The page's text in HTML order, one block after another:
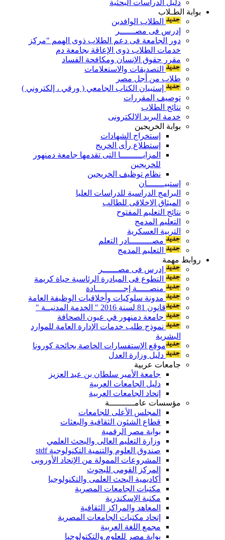
دليل الدراسات البحثية
بوابة الطـلاب
الطلاب الوافدين
إدرس فى مصــــــر
دور الجامعة فى دعم الطلاب ذوى الهمم "مركز
خدمات الطلاب ذوى الإعاقة بجامعة دم
مقرر حقوق الإنسان ومكافحة الفساد
التصديقات والاستعلامات
طلاب من أجل مصر
إستبيان الكتاب الجامعي ( ورقي ، إلكتروني )
توصيف المقررات
نتائج الطلاب
خدمة البريد الالكترونى
بوابة الخريجين
إستخراج الشهادات
إستطلاع رأى الخريج
المزايـــــــــا التى تقدمها جامعة دمنهور
للخريجين
نظام توظيف الخريجين
إستبيـــــــان
البرامج الدراسية للدراسات العليا
الميثاق الاخلاقى للطالب
نتائج التعليم المفتوح
التعليم المدمج
التربية العسكرية
مصـــــــــادر التعلم
التعليم المدمج
روابط مهمة
إدرس فى مصــــــر
التطوع فى المبادرة الرئاسية حياة كريمة
منصـــــة إجـــــــــــادة
مدونة سلوكيات وأخلاقيات الوظيفة العامة
قانون 81 لسنة 2016 " الخدمة المدنيــة "
جامعة دمنهور في عيون الصحافة
نموذج طلب خدمات الإدارة العامة للموارد
البشرية
موقع الإستفسارات الخاصة بجائحة كورونا
دليل وزارة العدل
جامعات عربية
جامعة الأمير سلطان بن عبد العزيز
دليل الجامعات العربية
إتحاد الجامعات العربية
مؤسسات عامــــــــــة
المجلس الأعلى للجامعات
قطاع الشئون الثقافية والبعثات
بوابة مصر الرقمية
وزارة التعليم العالى والبحث العلمي
صندوق العلوم والتنمية التكنولوجية stdf
المشروعات الممولة من الإتحاد الأوروبى
المركز القومى للبحوث
أكاديمية البحث العلمى والتكنولوجيا
مكتبات الجامعات المصرية
مكتبة الإسكندرية
المعاهد والمراكز الثقافية
إتحاد مكتبات الجامعات المصرية
مجمع اللغة العربية
بوابة مصر للعلوم والتكتولوجيا